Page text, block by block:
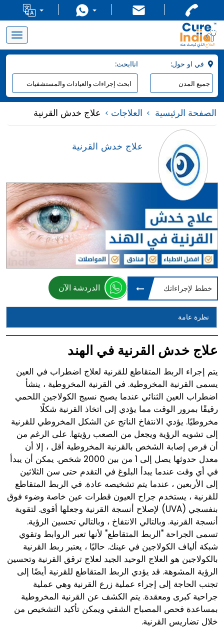
Toggle
navigation
:اناابحث
الصفحة الرئيسية العلاجات علاج خدش القرنية
علاج خدش القرنية
خطط لإجراءاتك الدردشة الآن
نظرة عامة
علاج خدش القرنية في الهند
يتم إجراء الربط المتقاطع للقرنية لعلاج اضطراب في العين
يسمى القرنية المخروطية. في القرنية المخروطية ، ينشأ
اضطراب العين الثنائي عندما يصبح نسيج الكولاجين اللحمي
رقيقًا بمرور الوقت مما يؤدي إلى اتخاذ القرنية شكلًا
مخروطيًا. يؤدي الانتفاخ الناتج عن الشكل المخروطي للقرنية
إلى تشويه الرؤية ويجعل من الصعب رؤيتها. على الرغم من
أن فرص إصابة الشخص بالقرنية المخروطية أقل ، إلا أن
معدل حدوثها يصل إلى 1 من بين 2000 شخص. يمكن أن يبدأ
في أي وقت عندما يبدأ البلوغ في التقدم حتى سن الثلاثين
إلى الأربعين ، عندما يتم تشخيصه عادة. في الربط المتقاطع
للقرنية ، يستخدم جراح العيون قطرات عين خاصة وضوء فوق
بنفسجي (UVA) لإصلاح أنسجة القرنية وجعلها أقوى. لتقوية
أنسجة القرنية. وبالتالي الانتفاخ ، وبالتالي تحسين الرؤية.
تسمى الجراحة "الربط المتقاطع" لأنها تعبر الروابط وتقوي
شبكة ألياف الكولاجين في عينك. حاليًا ، يعتبر ربط القرنية
بالكولاجين هو العلاج الوحيد الجيد لعلاج ترقق القرنية وتحسين
الرؤية المشوهة. قد يؤدي الربط المتقاطع للقرنية أيضًا إلى
تجنب الحاجة إلى إجراء عملية زرع القرنية وهي عملية
جراحية كبرى ومعقدة. يتم الكشف عن القرنية المخروطية
بمساعدة فحص المصباح الشقي ويمكن تأكيد التشخيص من
خلال تضاريس القرنية.